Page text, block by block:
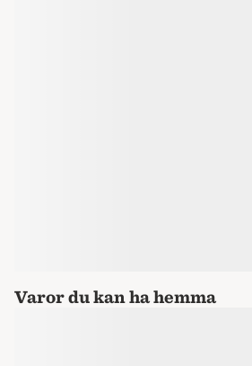
Varor du kan ha hemma